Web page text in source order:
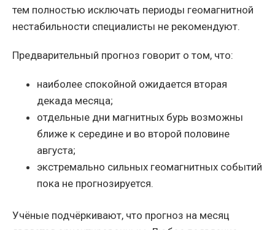
тем полностью исключать периоды геомагнитной
нестабильности специалисты не рекомендуют.
Предварительный прогноз говорит о том, что:
наиболее спокойной ожидается вторая
декада месяца;
отдельные дни магнитных бурь возможны
ближе к середине и во второй половине
августа;
экстремально сильных геомагнитных событий
пока не прогнозируется.
Учёные подчёркивают, что прогноз на месяц